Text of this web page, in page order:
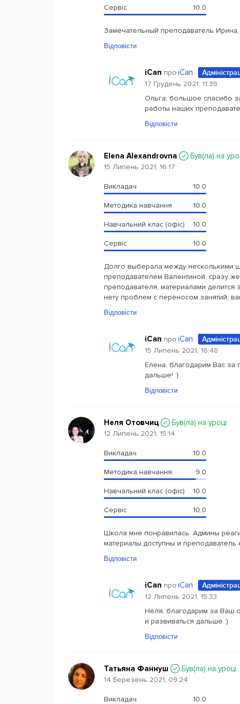
Сервіс 10.0
Замечательный преподаватель
Відповісти
iCan про iCan
17 Грудень 2021, 11:39
Ольга, большое спасибо
работы наших
Відповісти
Elena Alexandrovna Був(ла) на
15 Липень 2021, 16:17
Викладач 10.0
Методика навчання 10.0
Навчальний клас (офіс) 10.0
Сервіс 10.0
Долго выберала между несколькими
преподавателем Валентиной, сразу
преподавателя, материалами
нету проблем с переносом занятий,
Відповісти
iCan про iCan
15 Липень 2021, 16:48
Елена, благодарим Вас за
дальше! :)
Відповісти
Неля Отовчиц Був(ла) на уроці
12 Липень 2021, 15:14
Викладач 10.0
Методика навчання 9.0
Навчальний клас (офіс) 10.0
Сервіс 10.0
Школа мне понравилась. Админы
материалы доступны и
Відповісти
iCan про iCan
12 Липень 2021, 15:33
Неля, благодарим за Ваш
и развиваться дальше :)
Відповісти
Татьяна Фаннуш Був(ла) на уроці
14 Березень 2021, 09:24
Викладач 10.0